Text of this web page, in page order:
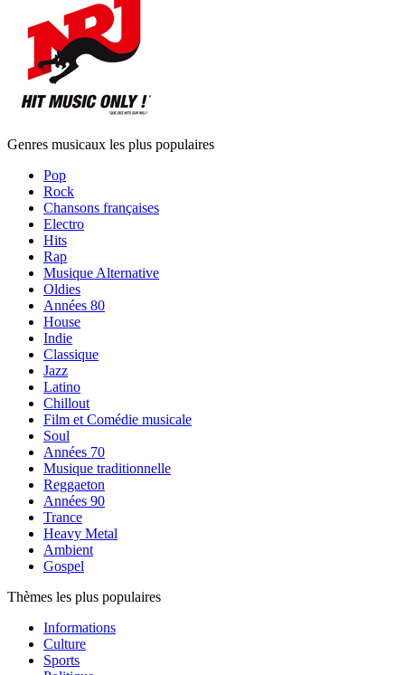
Genres musicaux les plus populaires
Pop
Rock
Chansons françaises
Electro
Hits
Rap
Musique Alternative
Oldies
Années 80
House
Indie
Classique
Jazz
Latino
Chillout
Film et Comédie musicale
Soul
Années 70
Musique traditionnelle
Reggaeton
Années 90
Trance
Heavy Metal
Ambient
Gospel
Thèmes les plus populaires
Informations
Culture
Sports